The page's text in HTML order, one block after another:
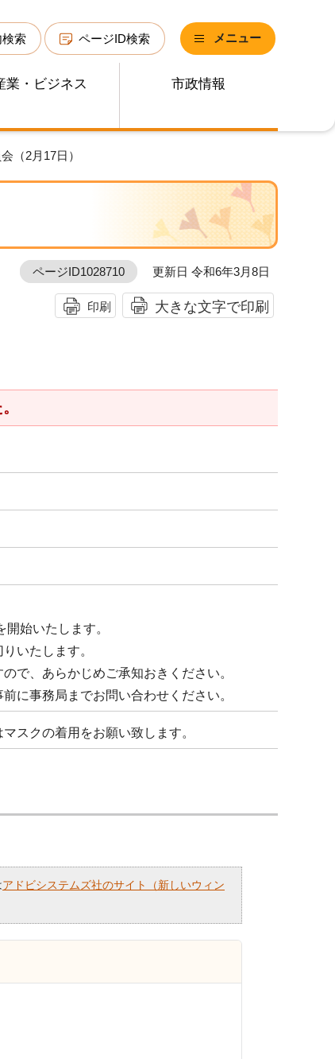
索 ページID検索 メニュー
業・ビジネス 市政情報
（2月17日）
ページID1028710 更新日 令和6年3月8日
印刷 大きな文字で印刷
始いたします。
いたします。
で、あらかじめご承知おきください。
に事務局までお問い合わせください。
スクの着用をお願い致します。
アドビシステムズ社のサイト（新しいウィン